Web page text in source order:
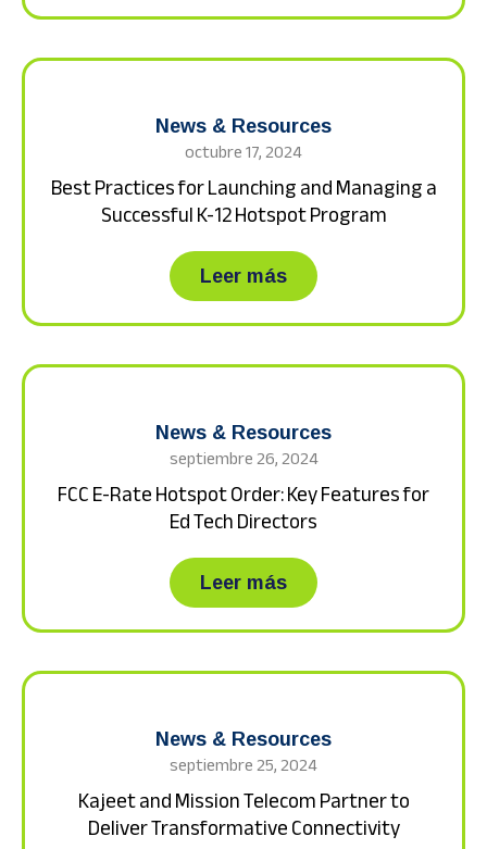
Best Practices for Launching and Managing a
Successful K-12 Hotspot Program
octubre 17, 2024
News & Resources
Leer másabout Best
FCC E-Rate Hotspot Order: Key Features for
Ed Tech Directors
septiembre 26, 2024
News & Resources
Leer másabout FCC E-Rate
Kajeet and Mission Telecom Partner to
Deliver Transformative Connectivity
septiembre 25, 2024
News & Resources